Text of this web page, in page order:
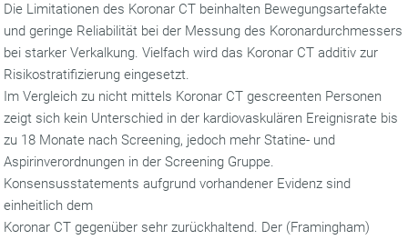
Die Limitationen des Koronar CT beinhalten Bewegungsartefakte
und geringe Reliabilität bei der Messung des Koronardurchmessers
bei starker Verkalkung. Vielfach wird das Koronar CT additiv zur
Risikostratifizierung eingesetzt.
Im Vergleich zu nicht mittels Koronar CT gescreenten Personen
zeigt sich kein Unterschied in der kardiovaskulären Ereignisrate bis
zu 18 Monate nach Screening, jedoch mehr Statine- und
Aspirinverordnungen in der Screening Gruppe.
Konsensusstatements aufgrund vorhandener Evidenz sind
einheitlich dem
Koronar CT gegenüber sehr zurückhaltend. Der (Framingham)